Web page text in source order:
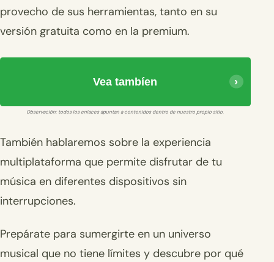
provecho de sus herramientas, tanto en su
versión gratuita como en la premium.
Vea tambíen
Observación: todos los enlaces apuntan a contenidos dentro de nuestro propio sitio.
También hablaremos sobre la experiencia
multiplataforma que permite disfrutar de tu
música en diferentes dispositivos sin
interrupciones.
Prepárate para sumergirte en un universo
musical que no tiene límites y descubre por qué